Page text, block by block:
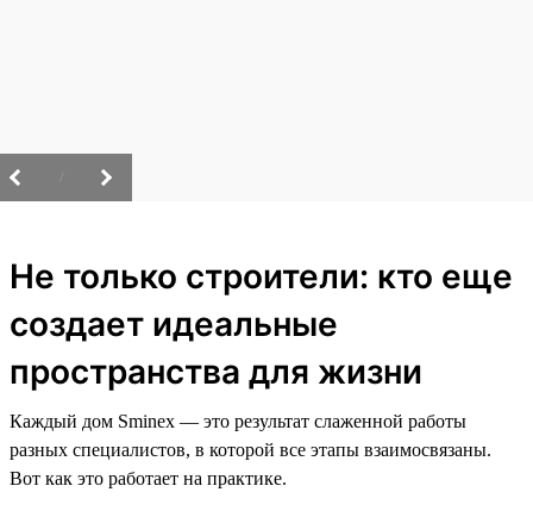
Не только строители: кто еще
создает идеальные
пространства для жизни
Каждый дом Sminex — это результат слаженной работы
разных специалистов, в которой все этапы взаимосвязаны.
Вот как это работает на практике.